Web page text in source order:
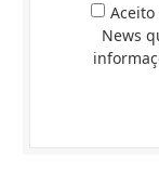
News